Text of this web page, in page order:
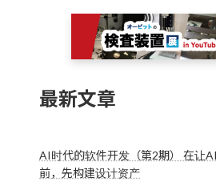
最新文章
AI时代的软件开发（第2期） 在让
前，先构建设计资产